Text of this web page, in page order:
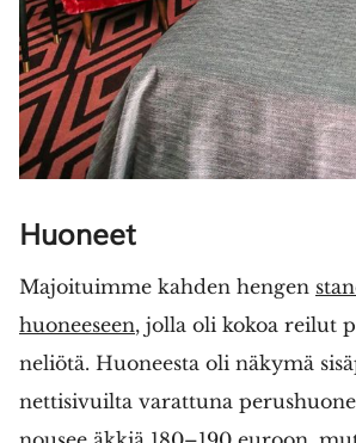
Huoneet
Majoituimme kahden hengen
huoneeseen, jolla oli kokoa reilut
neliötä. Huoneesta oli näkymä
nettisivuilta varattuna